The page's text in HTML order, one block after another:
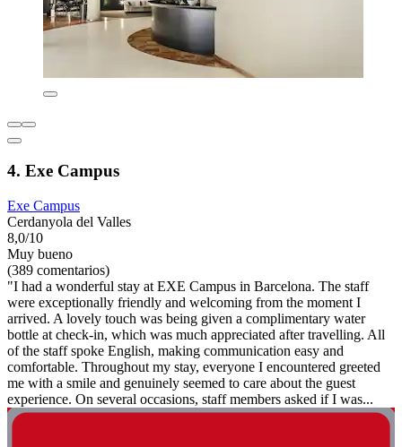
4. Exe Campus
Exe Campus
Cerdanyola del Valles
8,0/10
Muy bueno
(389 comentarios)
"I had a wonderful stay at EXE Campus in Barcelona. The staff
were exceptionally friendly and welcoming from the moment I
arrived. A lovely touch was being given a complimentary water
bottle at check-in, which was much appreciated after travelling. All
of the staff spoke English, making communication easy and
comfortable. Throughout my stay, everyone I encountered greeted
me with a smile and genuinely seemed to care about the guest
experience. On several occasions, staff members asked if I was...